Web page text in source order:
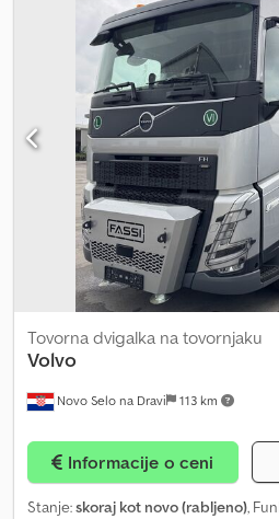
emisijski razred:Euro 5, vzmetenje:
7.400 mm, Leto izdelave:
Euro 5 Leaf/Air Suspension
7.40 m 6 cylinders Manual
good technical condition and ready to
Tekr Tel. 44
Novo Selo na Dravi 113 km
Tovorna dvigalka na tovornjaku
Volvo
Informacije o ceni
Stanje:skoraj kot novo (rabljeno),